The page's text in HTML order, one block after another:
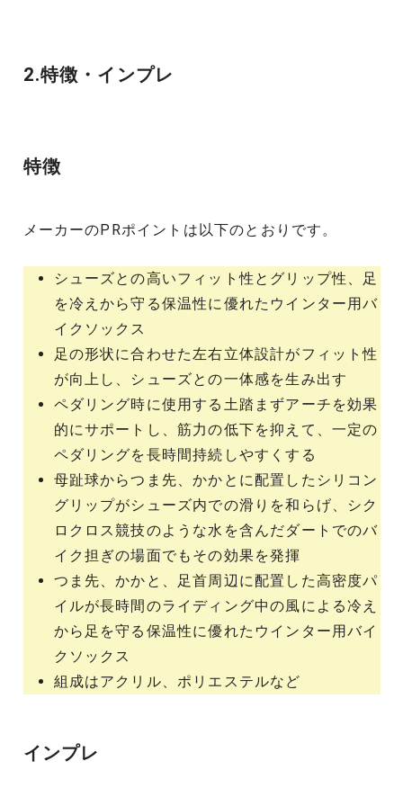
2.特徴・インプレ
特徴
メーカーのPRポイントは以下のとおりです。
シューズとの高いフィット性とグリップ性、足
を冷えから守る保温性に優れたウインター用バ
イクソックス
足の形状に合わせた左右立体設計がフィット性
が向上し、シューズとの一体感を生み出す
ペダリング時に使用する土踏まずアーチを効果
的にサポートし、筋力の低下を抑えて、一定の
ペダリングを長時間持続しやすくする
母趾球からつま先、かかとに配置したシリコン
グリップがシューズ内での滑りを和らげ、シク
ロクロス競技のような水を含んだダートでのバ
イク担ぎの場面でもその効果を発揮
つま先、かかと、足首周辺に配置した高密度パ
イルが長時間のライディング中の風による冷え
から足を守る保温性に優れたウインター用バイ
クソックス
組成はアクリル、ポリエステルなど
インプレ